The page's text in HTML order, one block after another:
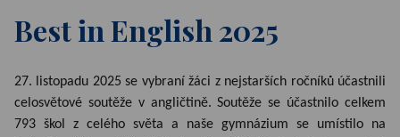
Best in English 2025
27. listopadu 2025 se vybraní žáci z nejstarších ročníků účastnili
celosvětové soutěže v angličtině. Soutěže se účastnilo celkem
793 škol z celého světa a naše gymnázium se umístilo na